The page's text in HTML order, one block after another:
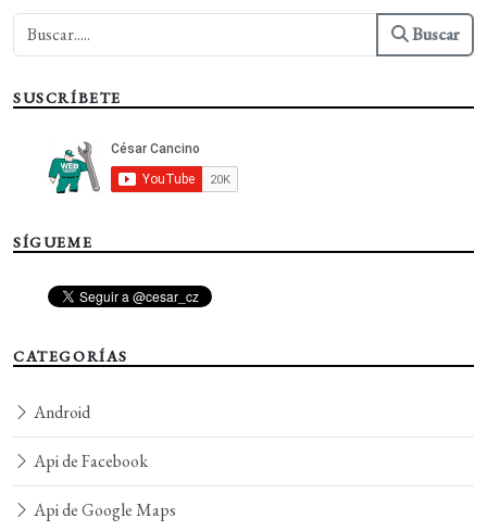
Buscar
SUSCRÍBETE
SÍGUEME
CATEGORÍAS
Android
Api de Facebook
Api de Google Maps